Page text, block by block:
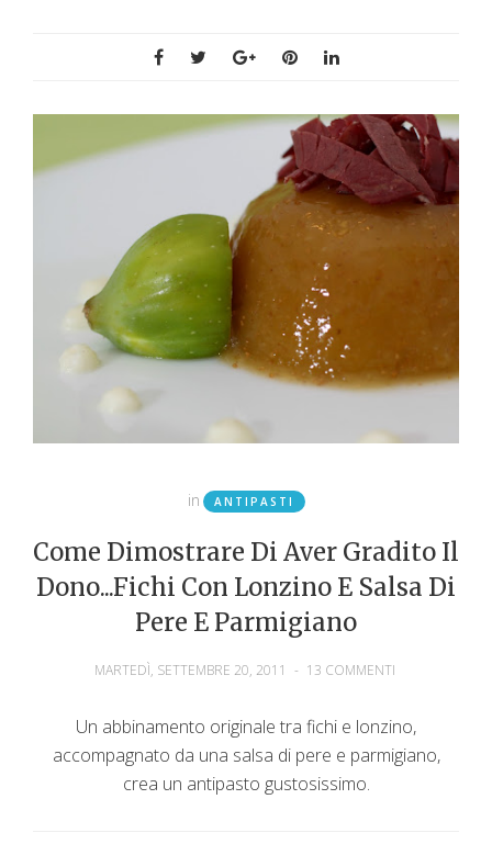
in ANTIPASTI
Come Dimostrare Di Aver Gradito Il
Dono...Fichi Con Lonzino E Salsa Di
Pere E Parmigiano
MARTEDÌ, SETTEMBRE 20, 2011 - 13 COMMENTI
Un abbinamento originale tra fichi e lonzino,
accompagnato da una salsa di pere e parmigiano,
crea un antipasto gustosissimo.